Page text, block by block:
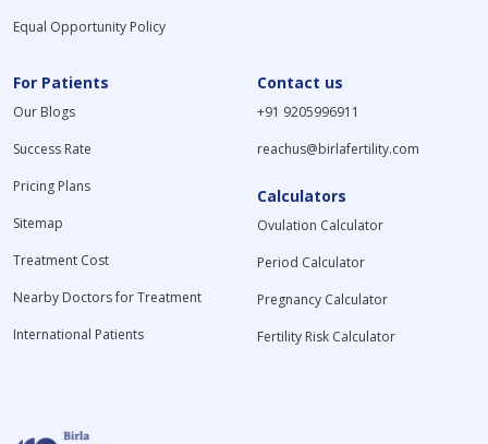
Equal Opportunity Policy
For Patients
Our Blogs
Success Rate
Pricing Plans
Sitemap
Treatment Cost
Nearby Doctors for Treatment
International Patients
Contact us
+91 9205996911
reachus@birlafertility.com
Calculators
Ovulation Calculator
Period Calculator
Pregnancy Calculator
Fertility Risk Calculator